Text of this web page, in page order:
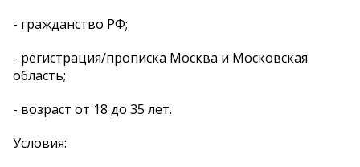
- гражданство РФ;
- регистрация/прописка Москва и Московская
область;
- возраст от 18 до 35 лет.
Условия: